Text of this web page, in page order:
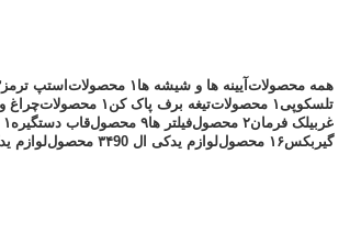
همه محصولات آیینه ها و شیشه ها ۱ محصولات استپ ترمز
تلسکوپی۱ محصولات تیغه برف پاک کن ۱ محصولات چراغ
غربیلک فرمان۲ محصول فیلتر ها۹ محصول قاب دستگیره ۱ محصولات
گیربکس۱۶ محصول لوازم یدکی ال 90 ۳۴ محصول لوازم